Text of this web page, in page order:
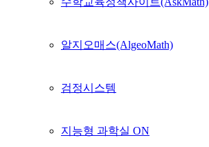
알지오매스(AlgeoMath)
검정시스템
지능형 과학실 ON